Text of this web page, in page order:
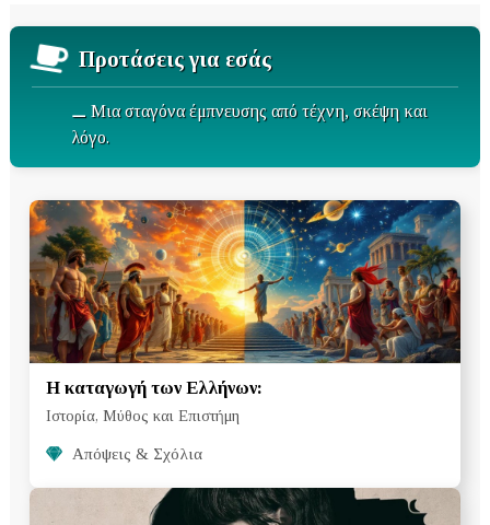
Προτάσεις για εσάς
⚊ Μια σταγόνα έμπνευσης από τέχνη, σκέψη και
λόγο.
Η καταγωγή των Ελλήνων:
Ιστορία, Μύθος και Επιστήμη
Απόψεις & Σχόλια